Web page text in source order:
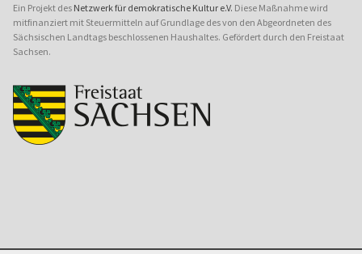
Ein Projekt des Netzwerk für demokratische Kultur e.V. Diese Maßnahme wird
mitfinanziert mit Steuermitteln auf Grundlage des von den Abgeordneten des
Sächsischen Landtags beschlossenen Haushaltes. Gefördert durch den Freistaat
Sachsen.